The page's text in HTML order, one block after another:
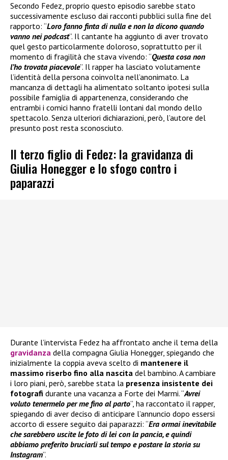
Secondo Fedez, proprio questo episodio sarebbe stato
successivamente escluso dai racconti pubblici sulla fine del
rapporto: “Loro fanno finta di nulla e non la dicono quando
vanno nei podcast”. Il cantante ha aggiunto di aver trovato
quel gesto particolarmente doloroso, soprattutto per il
momento di fragilità che stava vivendo: “Questa cosa non
l’ho trovata piacevole”. Il rapper ha lasciato volutamente
l’identità della persona coinvolta nell’anonimato. La
mancanza di dettagli ha alimentato soltanto ipotesi sulla
possibile famiglia di appartenenza, considerando che
entrambi i comici hanno fratelli lontani dal mondo dello
spettacolo. Senza ulteriori dichiarazioni, però, l’autore del
presunto post resta sconosciuto.
Il terzo figlio di Fedez: la gravidanza di
Giulia Honegger e lo sfogo contro i
paparazzi
Durante l’intervista Fedez ha affrontato anche il tema della
gravidanza della compagna Giulia Honegger, spiegando che
inizialmente la coppia aveva scelto di mantenere il
massimo riserbo fino alla nascita del bambino. A cambiare
i loro piani, però, sarebbe stata la presenza insistente dei
fotografi durante una vacanza a Forte dei Marmi. “Avrei
voluto tenermelo per me fino al parto”, ha raccontato il rapper,
spiegando di aver deciso di anticipare l’annuncio dopo essersi
accorto di essere seguito dai paparazzi: “Era ormai inevitabile
che sarebbero uscite le foto di lei con la pancia, e quindi
abbiamo preferito bruciarli sul tempo e postare la storia su
Instagram”.